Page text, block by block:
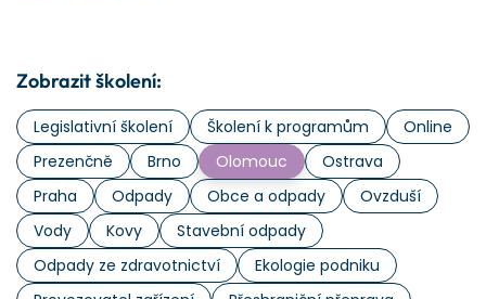
Zobrazit školení:
Legislativní školení Školení k programům
Online
Prezenčně
Brno Olomouc
Ostrava
Praha
Odpady Obce a odpady
Ovzduší
Vody
Kovy
Stavební odpady
Odpady ze zdravotnictví
Ekologie podniku